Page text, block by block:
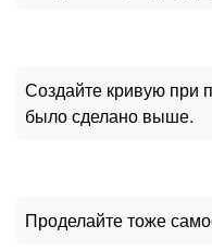
Создайте кривую при
было сделано выше.
Проделайте тоже